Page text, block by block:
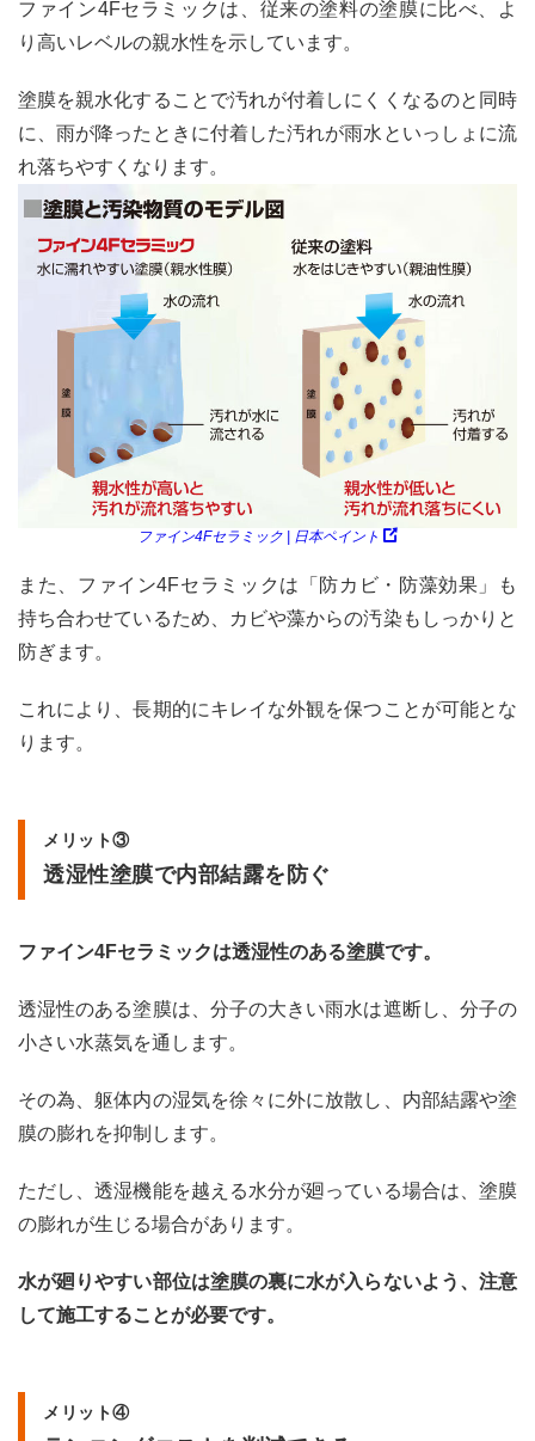
ファイン4Fセラミックは、従来の塗料の塗膜に比べ、よ
り高いレベルの親水性を示しています。
塗膜を親水化することで汚れが付着しにくくなるのと同時
に、雨が降ったときに付着した汚れが雨水といっしょに流
れ落ちやすくなります。
ファイン4Fセラミック | 日本ペイント
また、ファイン4Fセラミックは「防カビ・防藻効果」も
持ち合わせているため、カビや藻からの汚染もしっかりと
防ぎます。
これにより、長期的にキレイな外観を保つことが可能とな
ります。
メリット③
透湿性塗膜で内部結露を防ぐ
ファイン4Fセラミックは透湿性のある塗膜です。
透湿性のある塗膜は、分子の大きい雨水は遮断し、分子の
小さい水蒸気を通します。
その為、躯体内の湿気を徐々に外に放散し、内部結露や塗
膜の膨れを抑制します。
ただし、透湿機能を越える水分が廻っている場合は、塗膜
の膨れが生じる場合があります。
水が廻りやすい部位は塗膜の裏に水が入らないよう、注意
して施工することが必要です。
メリット④